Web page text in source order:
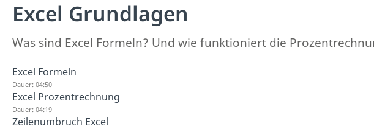
Excel Grundlagen
Was sind Excel Formeln? Und wie funktioniert die
Excel Formeln
Dauer: 04:50
Excel Prozentrechnung
Dauer: 04:19
Zeilenumbruch Excel